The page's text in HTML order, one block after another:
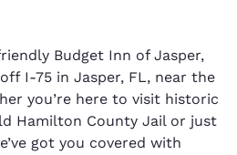
Budget Inn of Jasper,
I-75 in Jasper, FL, near the
you’re here to visit historic
Hamilton County Jail or just
got you covered with